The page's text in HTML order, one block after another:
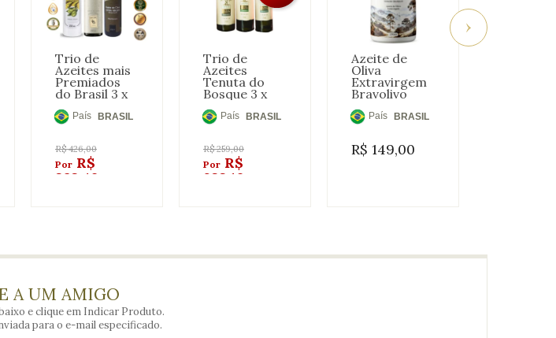
Trio de
Azeites mais
Premiados
do Brasil 3 x
250ml
País
Origem:
BRASIL
R$ 426,00
R$
383,40
Trio de
Azeites
Tenuta do
Bosque 3 x
250ml
País
Origem:
BRASIL
R$ 259,00
R$
233,10
Azeite de
Oliva
Extravirgem
Bravolivo
Terroir
Gramado
Cerâmica
250ml
País
Origem:
BRASIL
R$ 149,00
A UM AMIGO
e clique em Indicar Produto.
para o e-mail especificado.